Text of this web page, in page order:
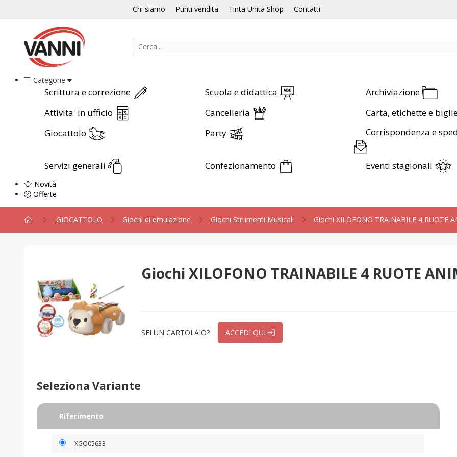
Chi siamo Punti vendita Tinta Unita Shop Contatti
Categorie
Scrittura e correzione Scuola e didattica Archiviazione
Attivita' in ufficio
Cancelleria Carta, etichette e
Giocattolo
Party Corrispondenza e
Servizi generali Confezionamento Eventi stagionali
Novità
Offerte
GIOCATTOLO Giochi di emulazione Giochi Strumenti Musicali Giochi XILOFONO TRAINABILE 4 RUOTE
Giochi XILOFONO TRAINABILE 4 RUOTE
SEI UN CARTOLAIO? ACCEDI QUI
Seleziona Variante
Riferimento
XGO05633